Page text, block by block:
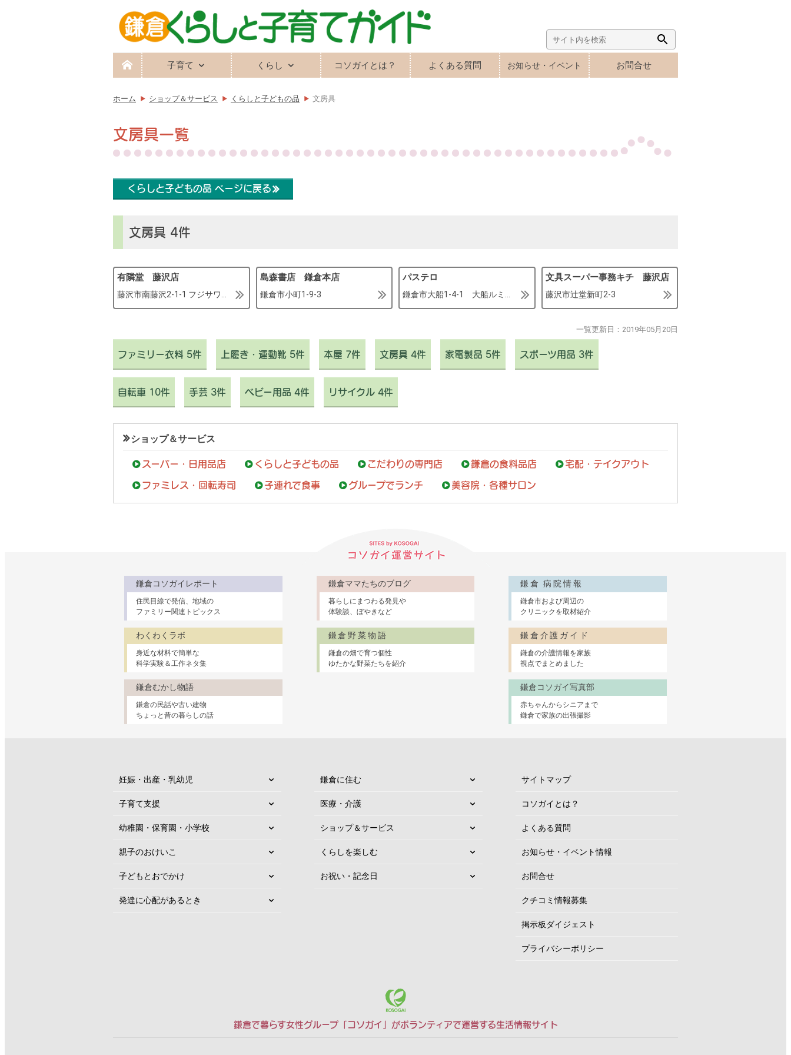
Search
for:
Search
Button
子育て くらし コソガイとは？ よくある質問 お知らせ・イベント お問合せ
ホーム ショップ＆サービス くらしと子どもの品 文房具
文房具一覧
くらしと子どもの品 ページに戻る
文房具 4件
有隣堂 藤沢店 島森書店 鎌倉本店
鎌倉市小町1-9-3
パステロ 文具スーパー事務キチ 藤沢店
藤沢市辻堂新町2-3
一覧更新日： 2019年05月20日
ファミリー衣料 5件 上履き・運動靴 5件 本屋 7件 文房具 4件 家電製品 5件 スポーツ用品 3件
自転車 10件 手芸 3件 ベビー用品 4件 リサイクル 4件
ショップ＆サービス
スーパー・日用品店 くらしと子どもの品 こだわりの専門店 鎌倉の食料品店 宅配・テイクアウト
ファミレス・回転寿司 子連れで食事 グループでランチ 美容院・各種サロン
鎌倉コソガイレポート
住民目線で発信、地域の
ファミリー関連トピックス
鎌倉ママたちのブログ
暮らしにまつわる発見や
体験談、ぼやきなど
鎌倉 病院情報
鎌倉市および周辺の
クリニックを取材紹介
わくわくラボ
身近な材料で簡単な
科学実験＆工作ネタ集
鎌倉野菜物語
鎌倉の畑で育つ個性
ゆたかな野菜たちを紹介
鎌倉介護ガイド
鎌倉の介護情報を家族
視点でまとめました
鎌倉むかし物語
鎌倉の民話や古い建物
ちょっと昔の暮らしの話
鎌倉コソガイ写真部
赤ちゃんからシニアまで
鎌倉で家族の出張撮影
妊娠・出産・乳幼児
子育て支援
幼稚園・保育園・小学校
親子のおけいこ
子どもとおでかけ
発達に心配があるとき
鎌倉に住む
医療・介護
ショップ＆サービス
くらしを楽しむ
お祝い・記念日
サイトマップ
コソガイとは？
よくある質問
お知らせ・イベント情報
お問合せ
クチコミ情報募集
掲示板ダイジェスト
プライバシーポリシー
鎌倉で暮らす女性グループ「コソガイ」がボランティアで運営する生活情報サイト